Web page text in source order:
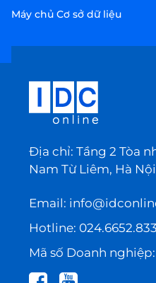
Máy chủ Cơ sở dữ liệu
Địa chỉ: Tầng 2 Tòa
Nam Từ Liêm, Hà Nội
Email:
Hotline:
Mã số Doanh nghiệp: